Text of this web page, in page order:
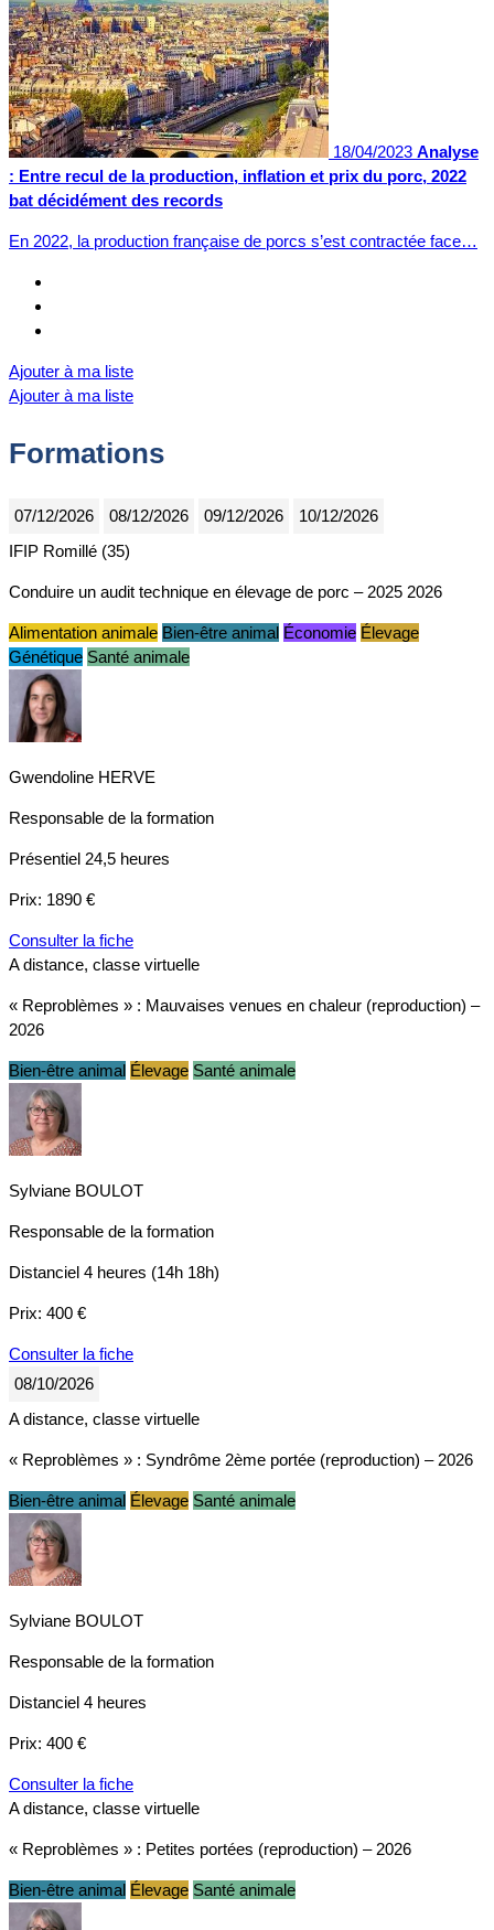
18/04/2023 Analyse
: Entre recul de la production, inflation et prix du porc, 2022
bat décidément des records
En 2022, la production française de porcs s’est contractée face…
Ajouter à ma liste
Ajouter à ma liste
Formations
07/12/2026 08/12/2026 09/12/2026
10/12/2026
IFIP Romillé (35)
Conduire un audit technique en élevage de porc – 2025 2026
Alimentation animale Bien-être animal Économie Élevage
Génétique Santé animale
Gwendoline HERVE
Responsable de la formation
Présentiel 24,5 heures
Prix: 1890 €
Consulter la fiche
A distance, classe virtuelle
« Reproblèmes » : Mauvaises venues en chaleur (reproduction) –
2026
Bien-être animal Élevage Santé animale
Sylviane BOULOT
Responsable de la formation
Distanciel 4 heures (14h 18h)
Prix: 400 €
Consulter la fiche
08/10/2026
A distance, classe virtuelle
« Reproblèmes » : Syndrôme 2ème portée (reproduction) – 2026
Bien-être animal Élevage Santé animale
Sylviane BOULOT
Responsable de la formation
Distanciel 4 heures
Prix: 400 €
Consulter la fiche
A distance, classe virtuelle
« Reproblèmes » : Petites portées (reproduction) – 2026
Bien-être animal Élevage Santé animale